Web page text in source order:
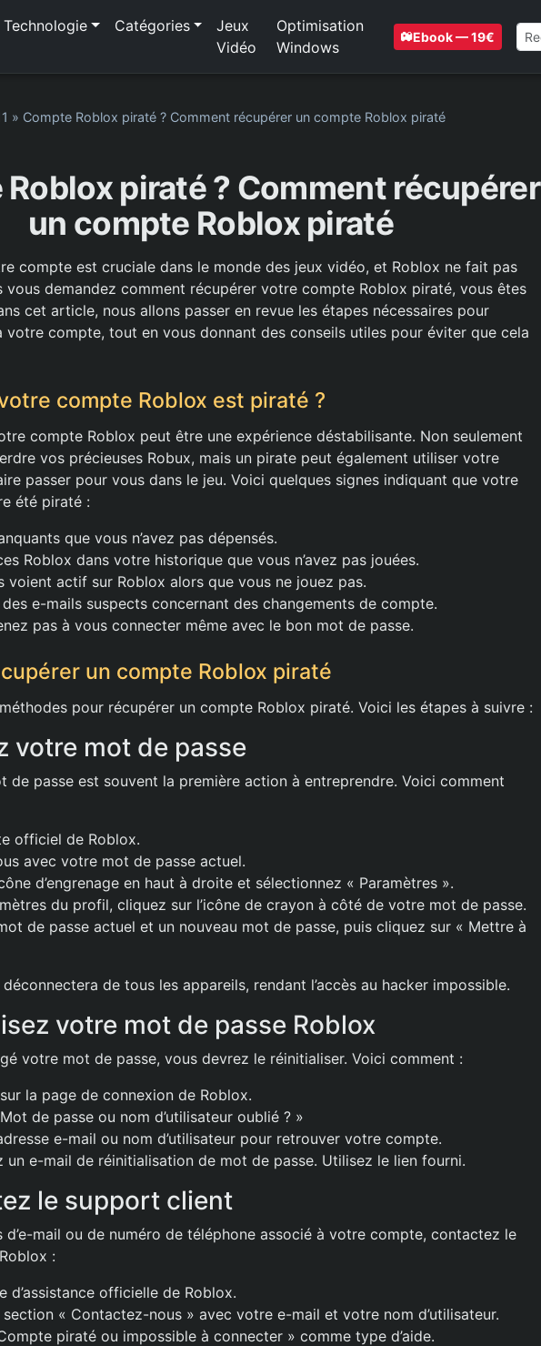
Technologie Catégories
Jeux
Vidéo
Optimisation
Windows
Ebook — 19€
» Compte Roblox piraté ? Comment récupérer un compte Roblox piraté
piraté ? Comment récupérer
un compte Roblox piraté
compte est cruciale dans le monde des jeux vidéo, et Roblox ne fait pas
vous demandez comment récupérer votre compte Roblox piraté, vous êtes
cet article, nous allons passer en revue les étapes nécessaires pour
votre compte, tout en vous donnant des conseils utiles pour éviter que cela
compte Roblox est piraté ?
compte Roblox peut être une expérience déstabilisante. Non seulement
vos précieuses Robux, mais un pirate peut également utiliser votre
passer pour vous dans le jeu. Voici quelques signes indiquant que votre
été piraté :
que vous n’avez pas dépensés.
Roblox dans votre historique que vous n’avez pas jouées.
voient actif sur Roblox alors que vous ne jouez pas.
e-mails suspects concernant des changements de compte.
pas à vous connecter même avec le bon mot de passe.
un compte Roblox piraté
pour récupérer un compte Roblox piraté. Voici les étapes à suivre :
votre mot de passe
de passe est souvent la première action à entreprendre. Voici comment
officiel de Roblox.
avec votre mot de passe actuel.
d’engrenage en haut à droite et sélectionnez « Paramètres ».
du profil, cliquez sur l’icône de crayon à côté de votre mot de passe.
de passe actuel et un nouveau mot de passe, puis cliquez sur « Mettre à
de tous les appareils, rendant l’accès au hacker impossible.
votre mot de passe Roblox
votre mot de passe, vous devrez le réinitialiser. Voici comment :
la page de connexion de Roblox.
de passe ou nom d’utilisateur oublié ? »
e-mail ou nom d’utilisateur pour retrouver votre compte.
un e-mail de réinitialisation de mot de passe. Utilisez le lien fourni.
le support client
d’e-mail ou de numéro de téléphone associé à votre compte, contactez le
:
d’assistance officielle de Roblox.
section « Contactez-nous » avec votre e-mail et votre nom d’utilisateur.
piraté ou impossible à connecter » comme type d’aide.